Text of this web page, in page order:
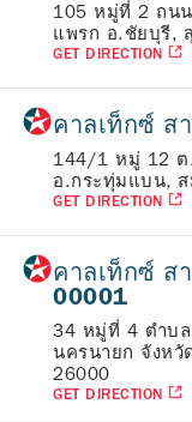
105 หมู่ที่ 2 ถน
แพรก อ.ชัยบุรี,
GET DIRECTION
คาลเท็กซ์ ส
144/1 หมู่ 12 ต
อ.กระทุ่มแบน,
GET DIRECTION
คาลเท็กซ์ ส
00001
34 หมู่ที่ 4 ตำบล
นครนายก จังหวั
26000
GET DIRECTION